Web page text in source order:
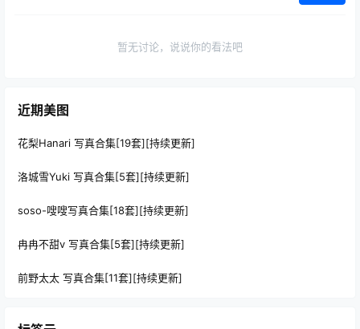
暂无讨论，说说你的看法吧
近期美图
花梨Hanari 写真合集[19套][持续更新]
洛城雪Yuki 写真合集[5套][持续更新]
soso-嗖嗖写真合集[18套][持续更新]
冉冉不甜v 写真合集[5套][持续更新]
前野太太 写真合集[11套][持续更新]